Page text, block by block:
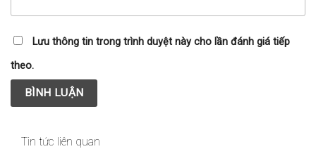
Lưu thông tin trong trình duyệt này cho lần đánh giá tiếp
theo.
Tin tức liên quan